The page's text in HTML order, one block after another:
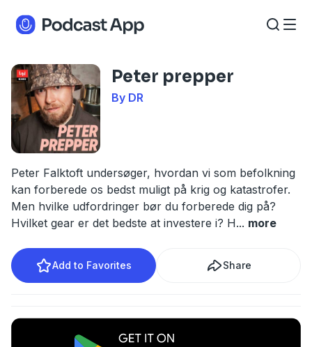
Peter prepper
By DR
Peter Falktoft undersøger, hvordan vi som befolkning
kan forberede os bedst muligt på krig og katastrofer.
Men hvilke udfordringer bør du forberede dig på?
Hvilket gear er det bedste at investere i? H... more
Add to Favorites Share